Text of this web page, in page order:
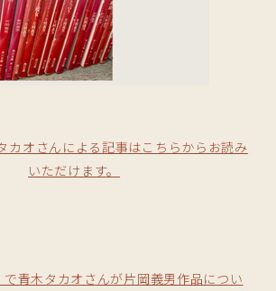
カオさんによる記事はこちらからお読み
いただけます。
青木タカオさんが片岡義男作品につい